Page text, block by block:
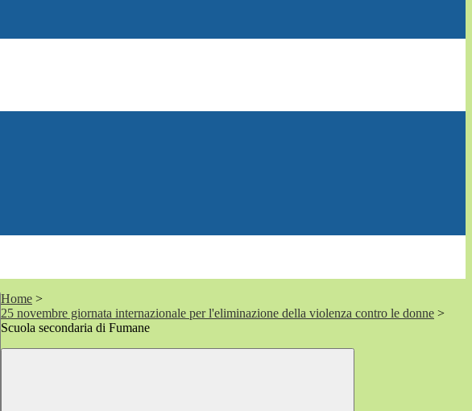
Home >
25 novembre giornata internazionale per l'eliminazione della violenza contro le donne >
Scuola secondaria di Fumane